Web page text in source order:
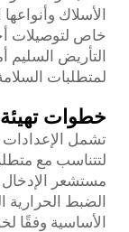
الأسلاك
خاص لتوصيلات
التأريض السليم
لمتطلبات
خطوات تهيئة
تشمل الإعدادات
لتتناسب مع
مستشعر الإدخال
الأساسية وفقًا